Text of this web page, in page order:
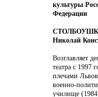
культуры
Федерации
Николай
Возглавляет
театра с 1997
плечами
военно-
училище (1984